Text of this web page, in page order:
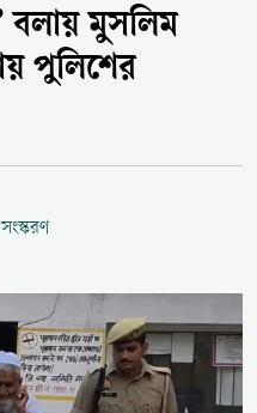
বলায় মুসলিম
পুলিশের
সংস্করণ